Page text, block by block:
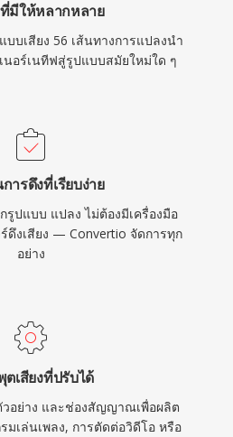
มีให้หลากหลาย
บบเสียง 56 เส้นทางการแปลงนำ
นอร์เนทีฟสู่รูปแบบสมัยใหม่ใด ๆ
ารดึงที่เรียบง่าย
รูปแบบ แปลง ไม่ต้องมีเครื่องมือ
ดึงเสียง — Convertio จัดการทุก
อย่าง
ตเสียงที่ปรับได้
วอย่าง และช่องสัญญาณเพื่อผลิต
มเล่นเพลง, การตัดต่อวิดีโอ หรือ